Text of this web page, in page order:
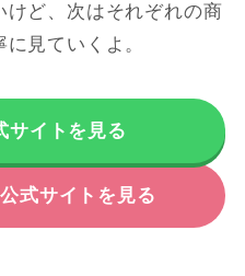
ど、次はそれぞれの商
見ていくよ。
サイトを見る
式サイトを見る